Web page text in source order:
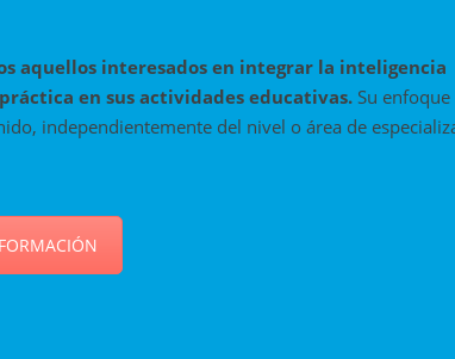
aquellos interesados en integrar la inteligencia
en sus actividades educativas. Su enfoque
independientemente del nivel o área de